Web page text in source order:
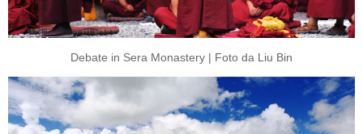
Debate in Sera Monastery | Foto da Liu Bin